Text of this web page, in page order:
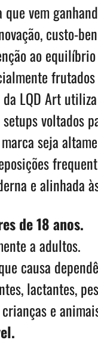
que vem
custo-
ao
LQD Art
voltados
seja
e alinhada
de 18 anos.
a adultos.
causa
lactantes,
e